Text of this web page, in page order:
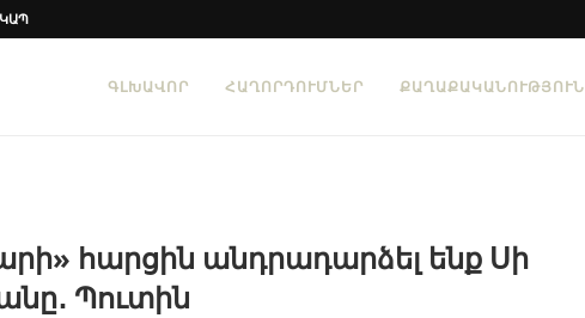
ԿԱՊ
ԳԼԽԱՎՈՐ ՀԱՂՈՐԴՈՒՄՆԵՐ ՔԱՂԱՔԱԿԱՆՈՒԹՅՈՒՆ
հարցին անդրադարձել ենք Սի
Պուտին